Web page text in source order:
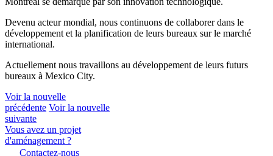
Devenu acteur mondial, nous continuons de collaborer dans le
développement et la planification de leurs bureaux sur le marché
international.
Actuellement nous travaillons au développement de leurs futurs
bureaux à Mexico City.
Voir la nouvelle
précédente Voir la nouvelle
suivante
Vous avez un projet
d'aménagement ?
Contactez-nous